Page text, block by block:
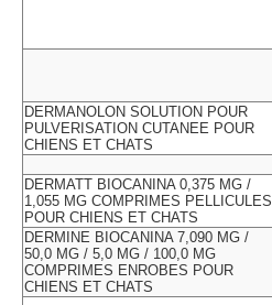
DERMANOLON SOLUTION POUR
PULVERISATION CUTANEE POUR
CHIENS ET CHATS
DERMATT BIOCANINA 0,375 MG /
1,055 MG COMPRIMES PELLICULES
POUR CHIENS ET CHATS
DERMINE BIOCANINA 7,090 MG /
50,0 MG / 5,0 MG / 100,0 MG
COMPRIMES ENROBES POUR
CHIENS ET CHATS